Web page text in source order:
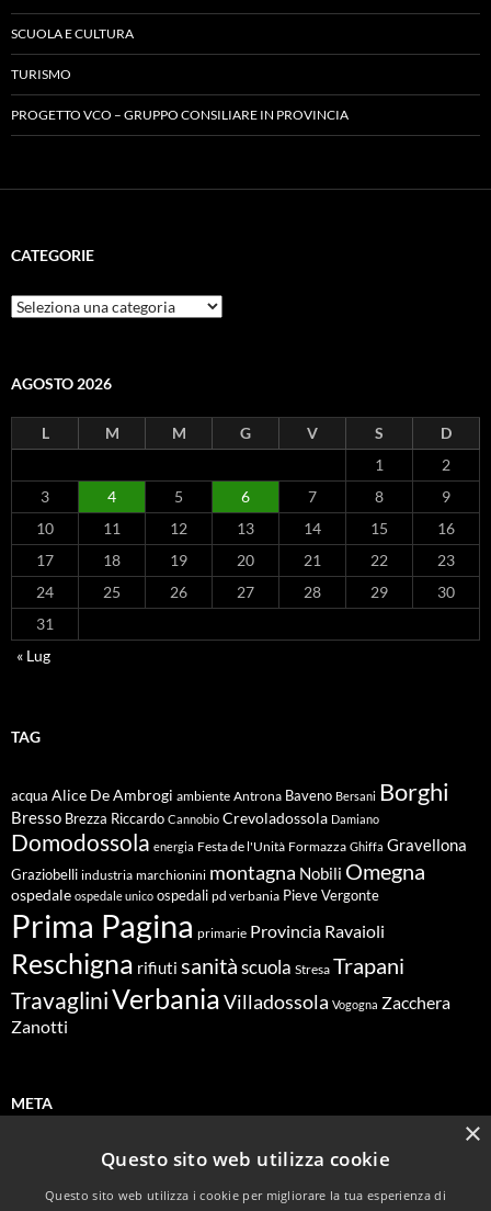
SCUOLA E CULTURA
TURISMO
PROGETTO VCO – GRUPPO CONSILIARE IN PROVINCIA
CATEGORIE
Categorie
AGOSTO 2026
L M M G V S
D
1
2
3
4 5 6 7 8
9
10
11 12 13 14 15
16
17
18 19 20 21 22
23
24
25 26 27 28 29
30
31
« Lug
TAG
acqua Alice De Ambrogi ambiente Antrona Baveno Bersani Borghi
Bresso Brezza Riccardo Cannobio Crevoladossola Damiano
Domodossola energia Festa de l'Unità Formazza Ghiffa Gravellona
Graziobelli industria marchionini montagna Nobili Omegna
ospedale ospedale unico ospedali pd verbania Pieve Vergonte
Prima Pagina primarie Provincia Ravaioli
Reschigna rifiuti sanitàscuola Stresa Trapani
TravagliniVerbaniaVilladossola Vogogna Zacchera
Zanotti
META
Feed dei contenuti
×
Questo sito web utilizza cookie
Questo sito web utilizza i cookie per migliorare la tua esperienza di